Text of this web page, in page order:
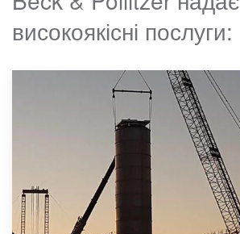
високоякісні послуги: